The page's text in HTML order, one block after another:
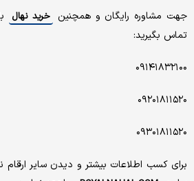
جهت مشاوره رایگان و همچنین خرید نهال
تماس بگیرید:
۰۹۱۴۱۸۳۲۱۰۰
۰۹۲۰۱۸۱۱۵۲۰
۰۹۳۰۱۸۱۱۵۲۰
برای کسب اطلاعات بیشتر و دیدن سایر ارقام